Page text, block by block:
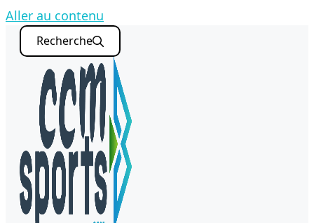
Aller au contenu
Recherche